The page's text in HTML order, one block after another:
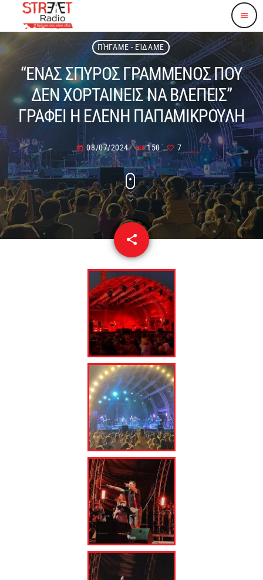
menu
ΠΉΓΑΜΕ - ΕΊΔΑΜΕ
“ΕΝΑΣ ΣΠΥΡΟΣ ΓΡΑΜΜΕΝΟΣ ΠΟΥ
ΔΕΝ ΧΟΡΤΑΙΝΕΙΣ ΝΑ ΒΛΕΠΕΙΣ”
ΓΡΑΦΕΙ Η ΕΛΕΝΗ ΠΑΠΑΜΙΚΡΟΥΛΗ
today 08/07/2024 150 7
share
email